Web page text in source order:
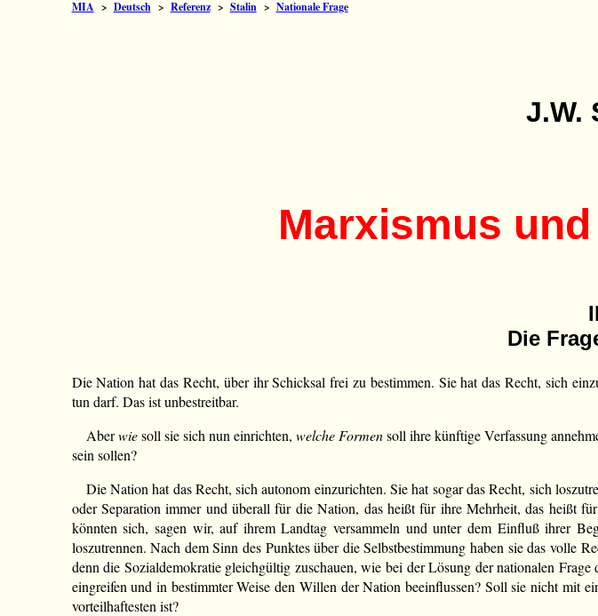
MIA > Deutsch> Referenz> Stalin> Nationale Frage
J.W.
Marxismus
Die
Die Nation hat das Recht, über ihr Schicksal frei zu bestimmen. Sie hat das Recht, sich
tun darf. Das ist unbestreitbar.
Aberwiesoll sie sich nun einrichten, welche Formensoll ihre künftige Verfassung
sein sollen?
Die Nation hat das Recht, sich autonom einzurichten. Sie hat sogar das Recht, sich
oder Separation immer und überall für die Nation, das heißt für ihre Mehrheit, das heißt
könnten sich, sagen wir, auf ihrem Landtag versammeln und unter dem Einfluß ihrer
loszutrennen. Nach dem Sinn des Punktes über die Selbstbestimmung haben sie das volle
denn die Sozialdemokratie gleichgültig zuschauen, wie bei der Lösung der nationalen
eingreifen und in bestimmter Weise den Willen der Nation beeinflussen? Soll sie nicht mit
vorteilhaftesten ist?